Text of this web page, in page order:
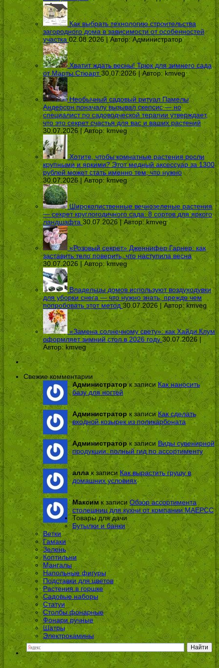
Как выбрать технологию строительства
загородного дома в зависимости от особенностей
участка 02.08.2026 | Автор:Администратор
Хватит ждать весны! Трюк для зимнего сада
от Марты Стюарт 30.07.2026 | Автор: kmveg
Необычный садовый ритуал Памелы
Андерсон поначалу вызывал скепсис — но
специалист по садоводческой терапии утверждает,
что это секрет счастья для вас и ваших растений
30.07.2026 | Автор: kmveg
Хотите, чтобы комнатные растения росли
крупными и яркими? Этот медный аксессуар за 1300
рублей может стать именно тем, что нужно
30.07.2026 | Автор:kmveg
Широколиственные вечнозеленые растения
— секрет круглогодичного сада: 8 сортов для яркого
ландшафта 30.07.2026 | Автор:kmveg
«Розовый секрет» Дженнифер Гарнер: как
заставить тело поверить, что наступила весна
30.07.2026 | Автор: kmveg
Владельцы домов используют воздуходувки
для уборки снега — что нужно знать, прежде чем
попробовать этот метод 30.07.2026 | Автор:kmveg
«Замена солнечному свету»: как Хайди Клум
оформляет зимний стол в 2026 году 30.07.2026 |
Автор:kmveg
Свежие комментарии
Администраторк записиКак наносить
базу для ногтей
Администраторк записиКак сделать
входной козырек из поликарбоната
Администраторк записи Виды сувенирной
продукции: полный гид по ассортименту
аллак записиКак вырастить грушу в
домашних условиях
Максимк записиОбзор ассортимента
столешниц для кухни от компании МАЕРСС
Товары для дачи
Бутылки и банки
Ветки
Гамаки
Зелень
Коптильни
Мангалы
Напольные фигуры
Подставки для цветов
Растения в горшке
Садовые наборы
Статуи
Столбы фонарные
Фонари ручные
Шатры
Электрокамины